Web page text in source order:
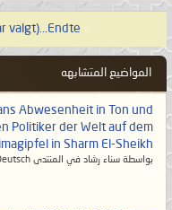
خليفة الله
«
valgt)...Endte)
المواضيع المتشابهه
Abwesenheit in Ton und
Politiker der Welt auf dem
in Sharm El-Sheikh
بواسطة سناء رشاد في المنتدى Deutsch